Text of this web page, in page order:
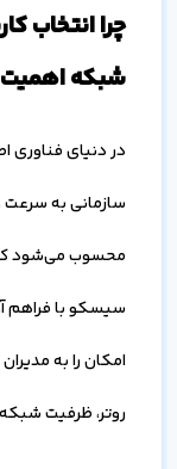
شبکه اهمیت
در دنیای فناوری
سازمانی به سرعت
امکان را به
روتر، ظرفیت